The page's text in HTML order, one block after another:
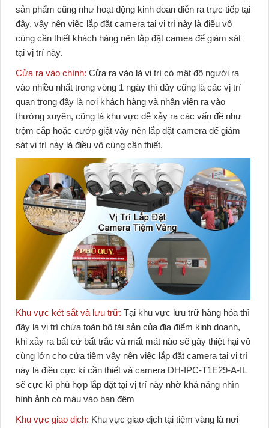
sản phẩm cũng như hoạt động kinh doan diễn ra trực tiếp tại
đây, vậy nên việc lắp đặt camera tại vị trí này là điều vô
cùng cần thiết khách hàng nên lắp đặt camea để giám sát
tại vị trí này.
Cửa ra vào chính: Cửa ra vào là vị trí có mật độ người ra
vào nhiều nhất trong vòng 1 ngày thì đây cũng là các vị trí
quan trọng đây là nơi khách hàng và nhân viên ra vào
thường xuyên, cũng là khu vực dễ xảy ra các vấn đề như
trộm cắp hoặc cướp giật vậy nên lắp đặt camera để giám
sát vị trí này là điều vô cùng cần thiết.
Khu vực két sắt và lưu trữ: Tại khu vực lưu trữ hàng hóa thì
đây là vị trí chứa toàn bộ tài sản của địa điểm kinh doanh,
khi xảy ra bất cứ bất trắc và mất mát nào sẽ gây thiệt hại vô
cùng lớn cho cửa tiệm vậy nên việc lắp đặt camera tại vị trí
này là điều cực kì cần thiết và camera DH-IPC-T1E29-A-IL
sẽ cực kì phù hợp lắp đặt tại vị trí này nhờ khả năng nhìn
hình ảnh có màu vào ban đêm
Khu vực giao dịch: Khu vực giao dịch tại tiệm vàng là nơi